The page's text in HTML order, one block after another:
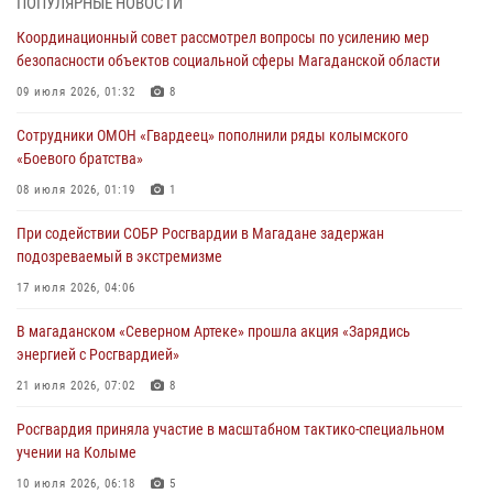
17 июля 2026, 04:06
«Каникулы с Росгвардией» продолжаются на Колыме
Начальник Главного штаба – первый заместитель директора
Росгвардии Герой России генерал-полковник Сергей Бойко
15 июля 2026, 06:21
Кинологический тандем из Магадана завоевал бронзу на
15 июля 2026, 04:34
Координационный совет рассмотрел вопросы по усилению мер
безопасности объектов социальной сферы Магаданской области
09 июля 2026, 01:32 8
Сотрудники ОМОН «Гвардеец» пополнили ряды колымского
«Боевого братства»
08 июля 2026, 01:19 1
При содействии СОБР Росгвардии в Магадане задержан
подозреваемый в экстремизме
17 июля 2026, 04:06
В магаданском «Северном Артеке» прошла акция «Зарядись
энергией с Росгвардией»
21 июля 2026, 07:02 8
Росгвардия приняла участие в масштабном тактико-специальном
учении на Колыме
10 июля 2026, 06:18 5